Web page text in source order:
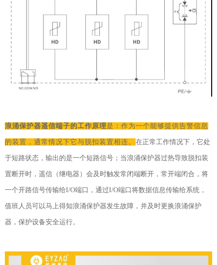
浪涌保护器遥信端子的工作原理是：作为一个能够提供告警信息
的装置，通常情况下它与脱扣装置相连。 在正常工作情况下，它处
于短路状态，输出的是一个短路信号；当浪涌保护器过热导致脱扣装
置断开时，遥信（继电器）会及时触发常闭端断开，常开端闭合，将
一个开路信号传输给I/O端口，通过I/O端口将数据信息传输给系统，
值班人员可以马上得知浪涌保护器发生故障，并及时更换浪涌保护
器，保护设备安全运行。